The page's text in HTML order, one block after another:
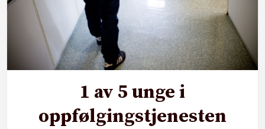
1 av 5 unge i
oppfølgingstjenesten